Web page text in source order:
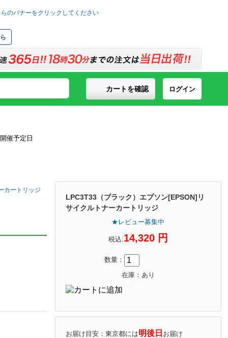
ログイン
カートを確認
カートリッジ
LPC3T33（ブラック）エプソン[EPSON]リ
サイクルトナーカートリッジ
★レビュー募集中
税込:14,320 円
数量：
在庫：あり
お届け目安：東京都には明後日 お届け